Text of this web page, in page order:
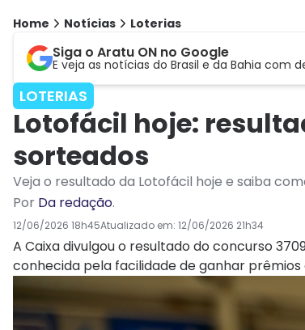
Home Notícias Loterias
Siga o Aratu ON no Google
E veja as notícias do Brasil e da Bahia com
LOTERIAS
Lotofácil hoje:
sorteados
Veja o resultado da Lotofácil hoje e saiba
Por Da redação.
12/06/2026 18h45Atualizado em: 12/06/2026 21h34
A Caixa divulgou o resultado do concurso
conhecida pela facilidade de ganhar